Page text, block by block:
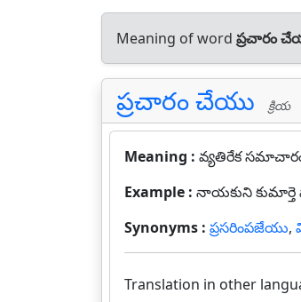
Meaning of word ప్రచారం
ప్రచారం చేయు క్రియ
Meaning : వ్యతిరేక
Example : నాయకుని కుమార్తె
Synonyms : ప్రసరింపజేయు,
Translation in other